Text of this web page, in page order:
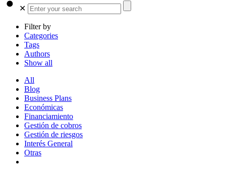
✕
Filter by
Categories
Tags
Authors
Show all
All
Blog
Business Plans
Económicas
Financiamiento
Gestión de cobros
Gestión de riesgos
Interés General
Otras